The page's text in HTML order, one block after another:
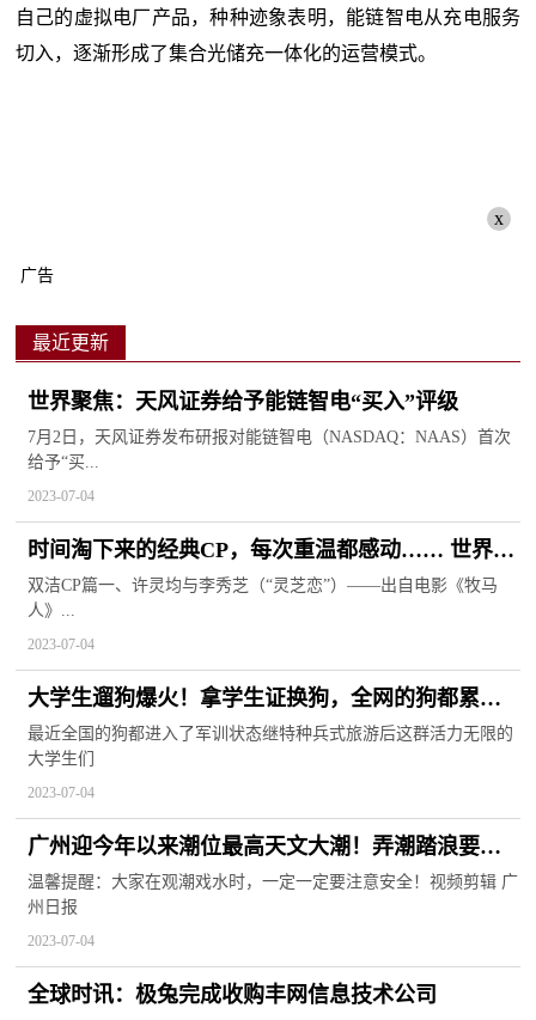
自己的虚拟电厂产品，种种迹象表明，能链智电从充电服务
切入，逐渐形成了集合光储充一体化的运营模式。
x
广告
最近更新
世界聚焦：天风证券给予能链智电“买入”评级
7月2日，天风证券发布研报对能链智电（NASDAQ：NAAS）首次
给予“买...
2023-07-04
时间淘下来的经典CP，每次重温都感动…… 世界观
天下
双洁CP篇一、许灵均与李秀芝（“灵芝恋”）——出自电影《牧马
人》...
2023-07-04
大学生遛狗爆火！拿学生证换狗，全网的狗都累趴
了
最近全国的狗都进入了军训状态继特种兵式旅游后这群活力无限的
大学生们
2023-07-04
广州迎今年以来潮位最高天文大潮！弄潮踏浪要小
心
温馨提醒：大家在观潮戏水时，一定一定要注意安全！视频剪辑 广
州日报
2023-07-04
全球时讯：极兔完成收购丰网信息技术公司